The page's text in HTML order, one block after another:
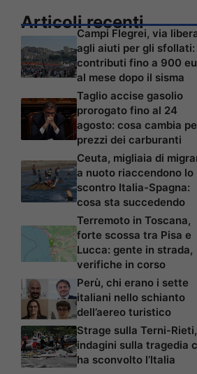
Articoli recenti
Campi Flegrei, via
agli aiuti per gli sfollati:
contributi fino a 900
al mese dopo il sisma
Taglio accise gasolio
prorogato fino al 24
agosto: cosa cambia
prezzi dei carburanti
Ceuta, migliaia di
a nuoto riaccendono lo
scontro Italia-Spagna:
cosa sta succedendo
Terremoto in Toscana,
forte scossa tra Pisa e
Lucca: gente in strada,
verifiche in corso
Perù, chi erano i sette
italiani nello schianto
dell’aereo turistico
Strage sulla Terni-
indagini sulla tragedia
ha sconvolto l’Italia